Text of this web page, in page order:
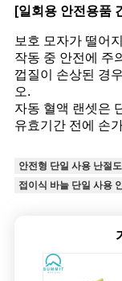
[일회용 안전용품
보호 모자가 떨어
작동 중 안전에 주
껍질이 손상된 경
오.
자동 혈액 랜셋은
유효기간 전에 손
안전형 단일 사용 난절도
접이식 바늘 단일 사용